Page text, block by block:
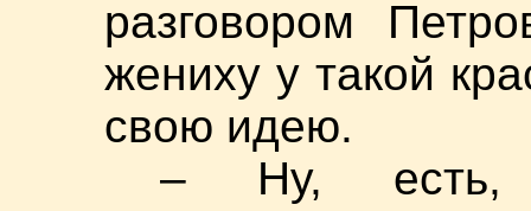
разговором
жениху у такой
свою идею.
– Ну, есть,